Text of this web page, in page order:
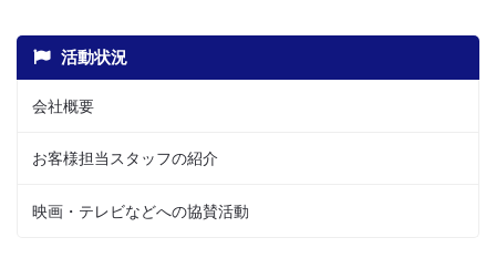
活動状況
会社概要
お客様担当スタッフの紹介
映画・テレビなどへの協賛活動